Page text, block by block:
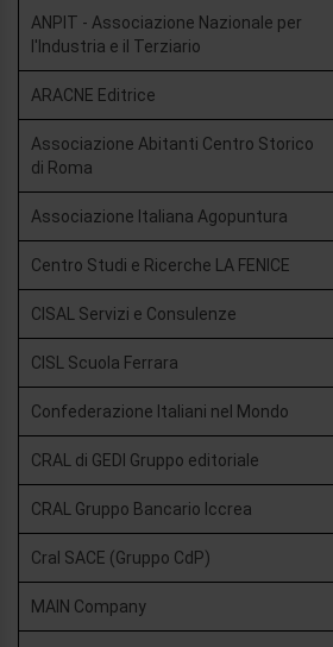
ANPIT - Associazione Nazionale per
l'Industria e il Terziario
ARACNE Editrice
Associazione Abitanti Centro Storico
di Roma
Associazione Italiana Agopuntura
Centro Studi e Ricerche LA FENICE
CISAL Servizi e Consulenze
CISL Scuola Ferrara
Confederazione Italiani nel Mondo
CRAL di GEDI Gruppo editoriale
CRAL Gruppo Bancario Iccrea
Cral SACE (Gruppo CdP)
MAIN Company